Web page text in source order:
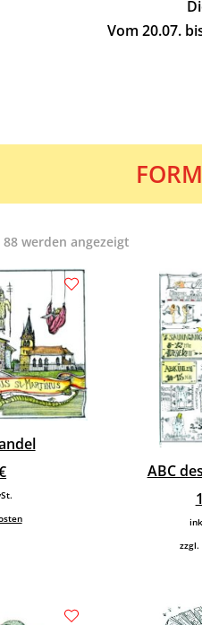
Vom 20.07.
88 werden angezeigt
ABC
zzgl.